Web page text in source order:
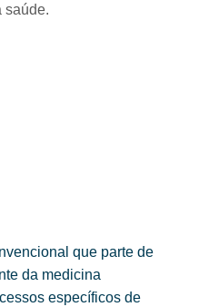
saúde.
que parte de
da medicina
específicos de